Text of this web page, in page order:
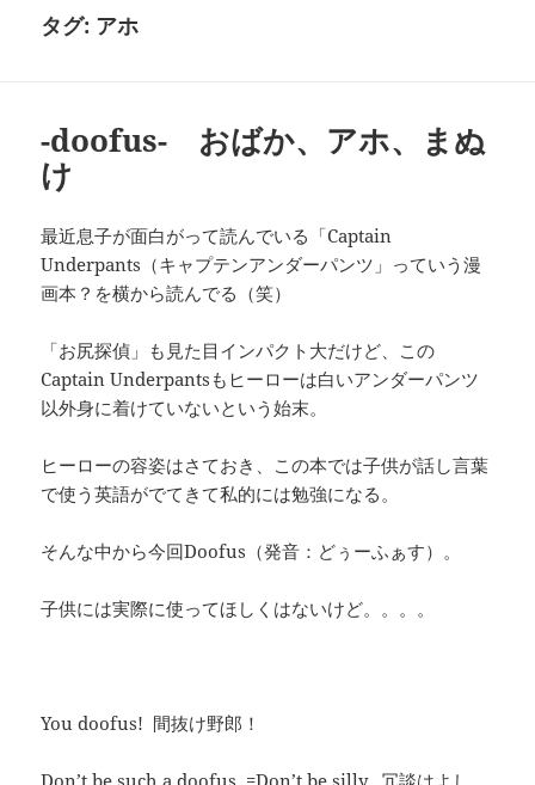
タグ: アホ
-doofus- おばか、アホ、まぬ
け
最近息子が面白がって読んでいる「Captain
Underpants（キャプテンアンダーパンツ」っていう漫
画本？を横から読んでる（笑）
「お尻探偵」も見た目インパクト大だけど、この
Captain Underpantsもヒーローは白いアンダーパンツ
以外身に着けていないという始末。
ヒーローの容姿はさておき、この本では子供が話し言葉
で使う英語がでてきて私的には勉強になる。
そんな中から今回Doofus（発音：どぅーふぁす）。
子供には実際に使ってほしくはないけど。。。。
You doofus! 間抜け野郎！